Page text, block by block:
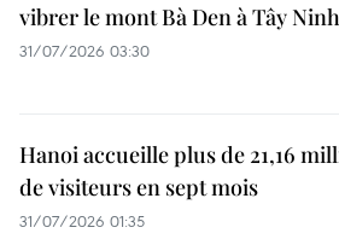
vibrer le mont Bà Den à Tây Ninh
31/07/2026 03:30
Hanoi accueille plus de 21,16
de visiteurs en sept mois ​
31/07/2026 01:35